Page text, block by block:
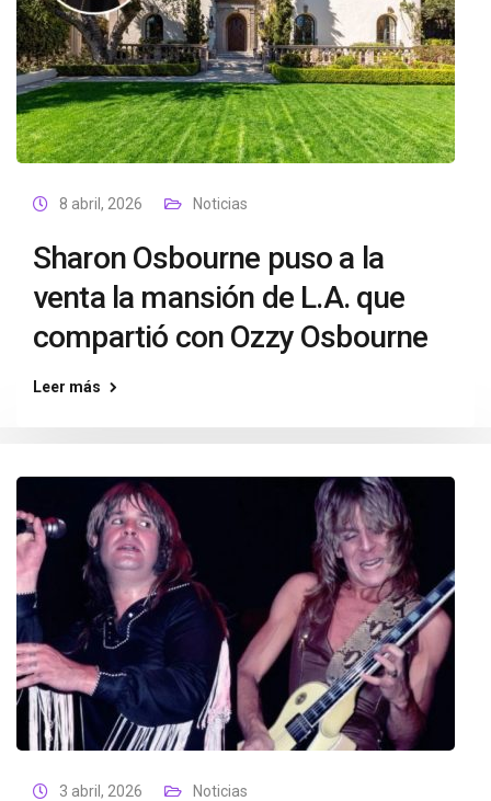
8 abril, 2026 Noticias
Sharon Osbourne puso a la
venta la mansión de L.A. que
compartió con Ozzy Osbourne
Leer más
3 abril, 2026 Noticias